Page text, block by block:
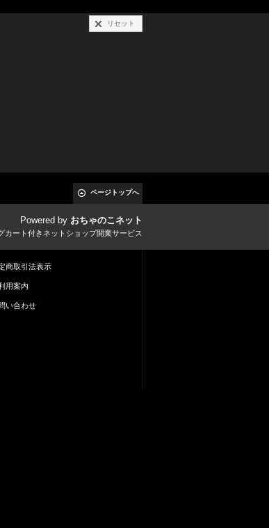
リセット
ページトップへ
Powered by おちゃのこネット
カート付きネットショップ開業サービス
商取引法表示
用案内
い合わせ